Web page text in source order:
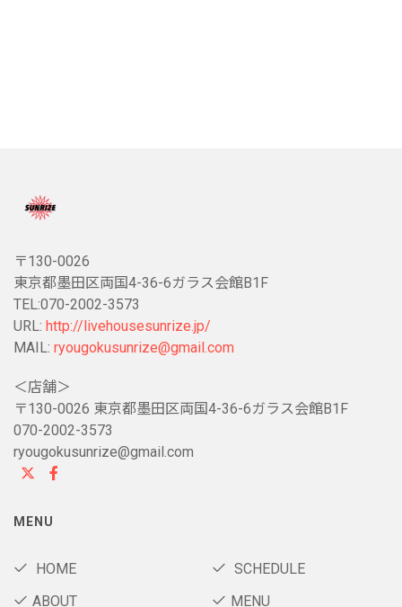
〒130-0026
東京都墨田区両国4-36-6ガラス会館B1F
TEL:070-2002-3573
URL: http://livehousesunrize.jp/
MAIL: ryougokusunrize@gmail.com
＜店舗＞
〒130-0026 東京都墨田区両国4-36-6ガラス会館B1F
070-2002-3573
ryougokusunrize@gmail.com
MENU
HOME
SCHEDULE
ABOUT
MENU